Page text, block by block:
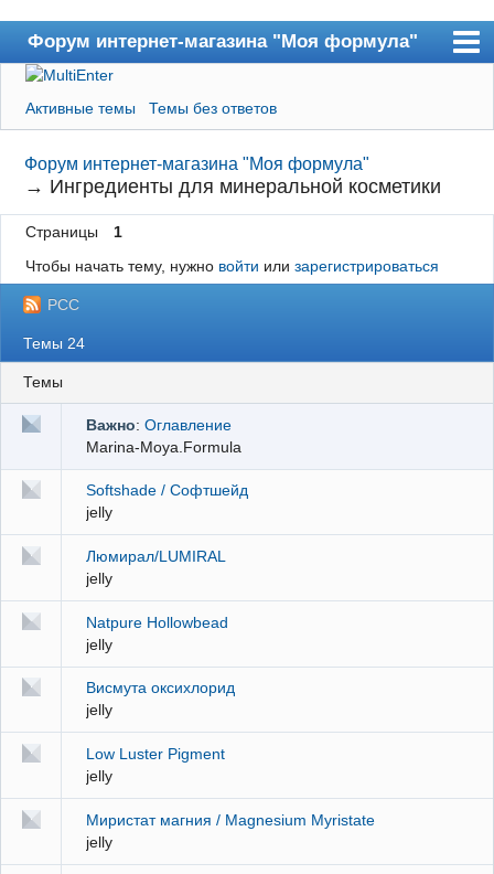
Форум интернет-магазина "Моя формула"
Форум
Пользователи
Поиск
Вход
В магазин
Активные темы Темы без ответов
Форум интернет-магазина "Моя формула"
→ Ингредиенты для минеральной косметики
Страницы
1
Чтобы начать тему, нужно войти или зарегистрироваться
РСС
Темы 24
Темы
Важно: Оглавление
Marina-Moya.Formula
Softshade / Софтшейд
jelly
Люмирал/LUMIRAL
jelly
Natpure Hollowbead
jelly
Висмута оксихлорид
jelly
Low Luster Pigment
jelly
Миристат магния / Magnesium Myristate
jelly